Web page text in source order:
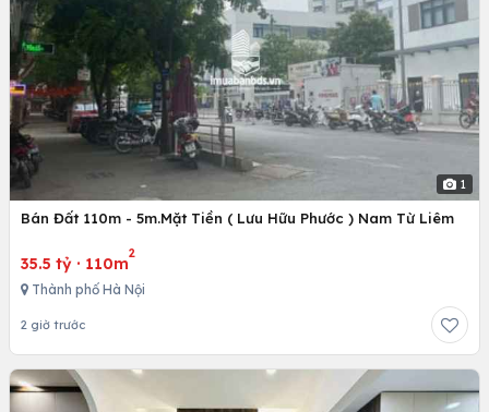
1
Bán Đất 110m - 5m.Mặt Tiền ( Lưu Hữu Phước ) Nam Từ Liêm
35.5 tỷ · 110m
2
Thành phố Hà Nội
2 giờ trước